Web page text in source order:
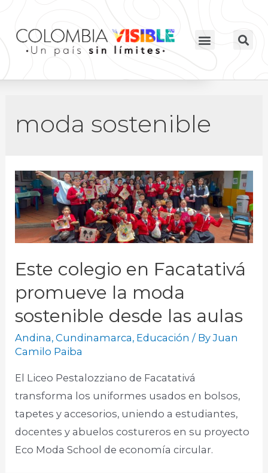
moda sostenible
Este colegio en Facatativá
promueve la moda
sostenible desde las aulas
Andina,Cundinamarca, Educación / ByJuan
Camilo Paiba
El Liceo Pestalozziano de Facatativá
transforma los uniformes usados en bolsos,
tapetes y accesorios, uniendo a estudiantes,
docentes y abuelos costureros en su proyecto
Eco Moda School de economía circular.